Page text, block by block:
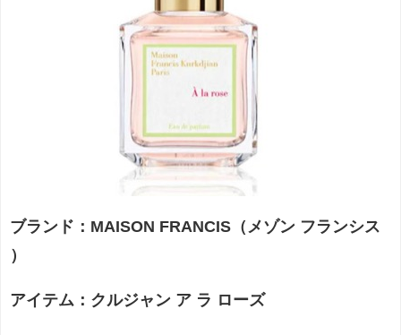
ブランド：MAISON FRANCIS（メゾン フランシス
）
アイテム：クルジャン ア ラ ローズ